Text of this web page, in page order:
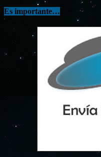
Es importante…